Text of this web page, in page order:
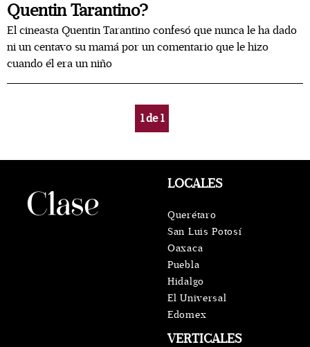
Quentin Tarantino?
El cineasta Quentin Tarantino confesó que nunca le ha dado
ni un centavo su mamá por un comentario que le hizo
cuando él era un niño
1de1
VERTICALES
LOCALES
Querétaro
San Luis Potosí
Oaxaca
Puebla
Hidalgo
El Universal
Edomex